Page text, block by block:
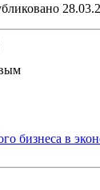
бизнеса в